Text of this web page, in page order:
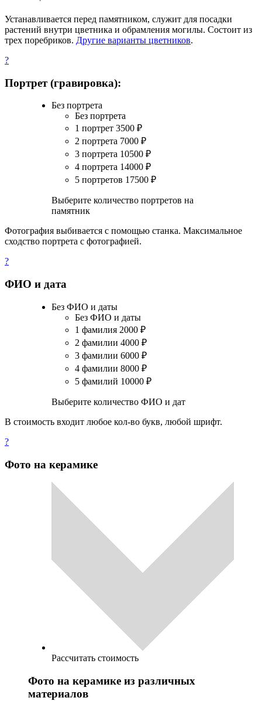
Устанавливается перед памятником, служит для посадки
растений внутри цветника и обрамления могилы. Состоит из
трех поребриков. Другие варианты цветников.
?
Портрет (гравировка):
Без портрета
Без портрета
1 портрет 3500 ₽
2 портрета 7000 ₽
3 портрета 10500 ₽
4 портрета 14000 ₽
5 портретов 17500 ₽
Выберите количество портретов на
памятник
Фотография выбивается с помощью станка. Максимальное
сходство портрета с фотографией.
?
ФИО и дата
Без ФИО и даты
Без ФИО и даты
1 фамилия 2000 ₽
2 фамилии 4000 ₽
3 фамилии 6000 ₽
4 фамилии 8000 ₽
5 фамилий 10000 ₽
Выберите количество ФИО и дат
В стоимость входит любое кол-во букв, любой шрифт.
?
Фото на керамике
Рассчитать стоимость
Фото на керамике из различных
материалов